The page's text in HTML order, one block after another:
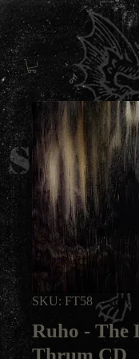
SKU: FT58
Ruho - The
Thrum CD